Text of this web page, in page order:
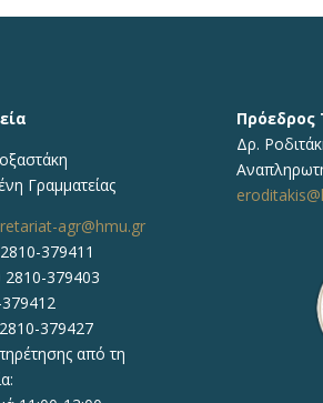
Γραμματείας
agr@hmu.gr
379411
379403
379427
από τη
Πρόεδρος
Δρ.